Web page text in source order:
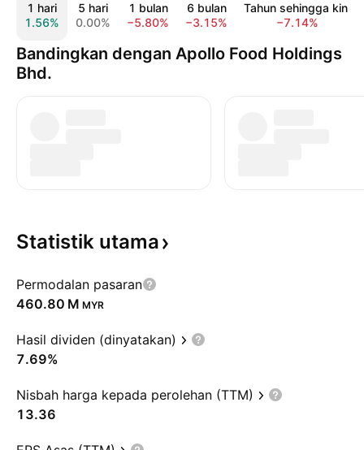
1 hari
1.56%
5 hari
0.00%
1 bulan
−5.80%
6 bulan
−3.15%
Tahun sehingga kini
−7.14%
Bandingkan dengan Apollo Food Holdings
Bhd.
Statistik utama
Permodalan pasaran
‪460.80 M‬ MYR
Hasil dividen (dinyatakan)
7.69%
Nisbah harga kepada perolehan (TTM)
13.36